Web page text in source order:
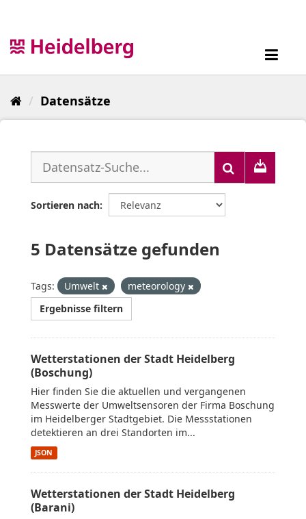
Datensätze
Sortieren nach
5 Datensätze gefunden
Tags: Umwelt
meteorology
Ergebnisse filtern
Wetterstationen der Stadt Heidelberg
(Boschung)
Hier finden Sie die aktuellen und vergangenen
Messwerte der Umweltsensoren der Firma Boschung
im Heidelberger Stadtgebiet. Die Messstationen
detektieren an drei Standorten im...
JSON
Wetterstationen der Stadt Heidelberg
(Barani)